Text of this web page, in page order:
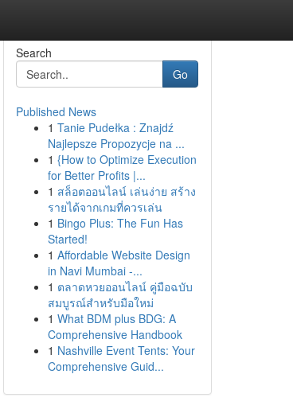
Search
Go
Published News
1 Tanie Pudełka : Znajdź
Najlepsze Propozycje na ...
1 {How to Optimize Execution
for Better Profits |...
1 สล็อตออนไลน์ เล่นง่าย สร้าง
รายได้จากเกมที่ควรเล่น
1 Bingo Plus: The Fun Has
Started!
1 Affordable Website Design
in Navi Mumbai -...
1 ตลาดหวยออนไลน์ คู่มือฉบับ
สมบูรณ์สำหรับมือใหม่
1 What BDM plus BDG: A
Comprehensive Handbook
1 Nashville Event Tents: Your
Comprehensive Guid...